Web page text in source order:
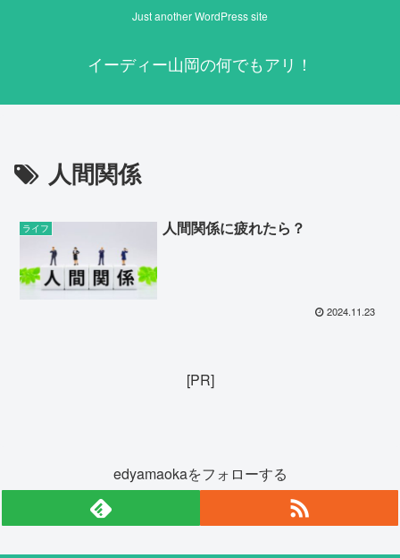
Just another WordPress site
イーディー山岡の何でもアリ！
人間関係
ライフ 人間関係に疲れたら？
2024.11.23
[PR]
edyamaokaをフォローする